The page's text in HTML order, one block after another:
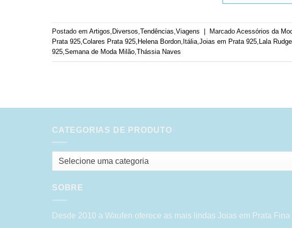
Postado em Artigos Diversos Tendências Viagens Marcado Acessórios da
Prata 925 Colares Prata 925 Helena Bordon Itália Joias em Prata 925 Lala Rudge
925 Semana de Moda Milão Thássia Naves
CATEGORIAS DE PRODUTO
Selecione uma categoria
SOBRE
Desde 2010 a Waufen oferece as mais lindas Joias em Prata